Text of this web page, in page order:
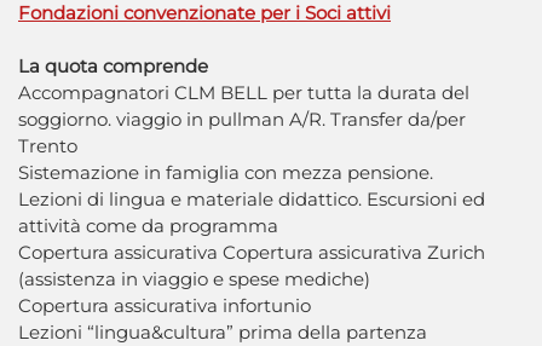
Fondazioni convenzionate per i Soci attivi
La quota comprende
Accompagnatori CLM BELL per tutta la durata del
soggiorno. viaggio in pullman A/R. Transfer da/per
Trento
Sistemazione in famiglia con mezza pensione.
Lezioni di lingua e materiale didattico. Escursioni ed
attività come da programma
Copertura assicurativa Copertura assicurativa Zurich
(assistenza in viaggio e spese mediche)
Copertura assicurativa infortunio
Lezioni “lingua&cultura” prima della partenza